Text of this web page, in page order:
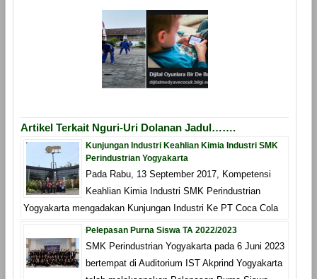
Artikel Terkait Nguri-Uri Dolanan Jadul…….
Kunjungan Industri Keahlian Kimia Industri SMK
Perindustrian Yogyakarta
Pada Rabu, 13 September 2017, Kompetensi
Keahlian Kimia Industri SMK Perindustrian
Yogyakarta mengadakan Kunjungan Industri Ke PT Coca Cola
Pelepasan Purna Siswa TA 2022/2023
SMK Perindustrian Yogyakarta pada 6 Juni 2023
bertempat di Auditorium IST Akprind Yogyakarta